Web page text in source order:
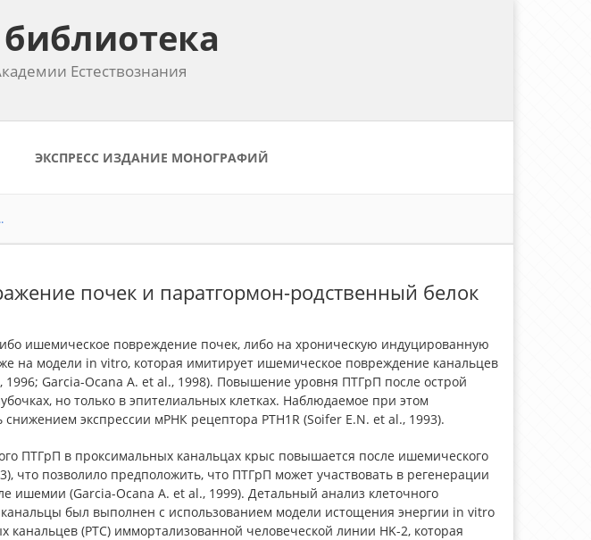
Естествознания
ЭКСПРЕСС ИЗДАНИЕ МОНОГРАФИЙ
почек и паратгормон-родственный белок
ишемическое повреждение почек, либо на хроническую индуцированную
на модели in vitro, которая имитирует ишемическое повреждение канальцев
1996; Garcia-Ocana A. et al., 1998). Повышение уровня ПТГрП после острой
но только в эпителиальных клетках. Наблюдаемое при этом
экспрессии мРНК рецептора PTH1R (Soifer E.N. et al., 1993).
ПТГрП в проксимальных канальцах крыс повышается после ишемического
что позволило предположить, что ПТГрП может участвовать в регенерации
ишемии (Garcia-Ocana A. et al., 1999). Детальный анализ клеточного
был выполнен с использованием модели истощения энергии in vitro
канальцев (PTC) иммортализованной человеческой линии HK-2, которая